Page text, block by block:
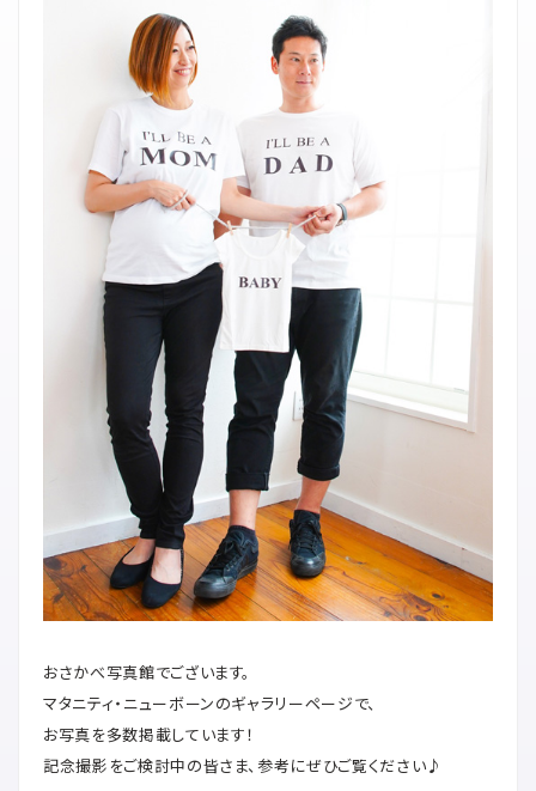
おさかべ写真館でございます。
マタニティ・ニューボーンのギャラリーページで、
お写真を多数掲載しています！
記念撮影をご検討中の皆さま、参考にぜひご覧ください♪